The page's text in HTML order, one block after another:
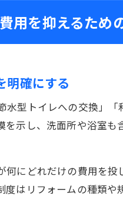
用を抑えるため
明確にする
水型トイレへの交換」
を示し、洗面所や浴室
何にどれだけの費用を
はリフォームの種類や